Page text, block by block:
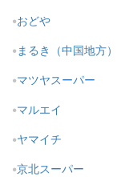
おどや
まるき（中国地方）
マツヤスーパー
マルエイ
ヤマイチ
京北スーパー